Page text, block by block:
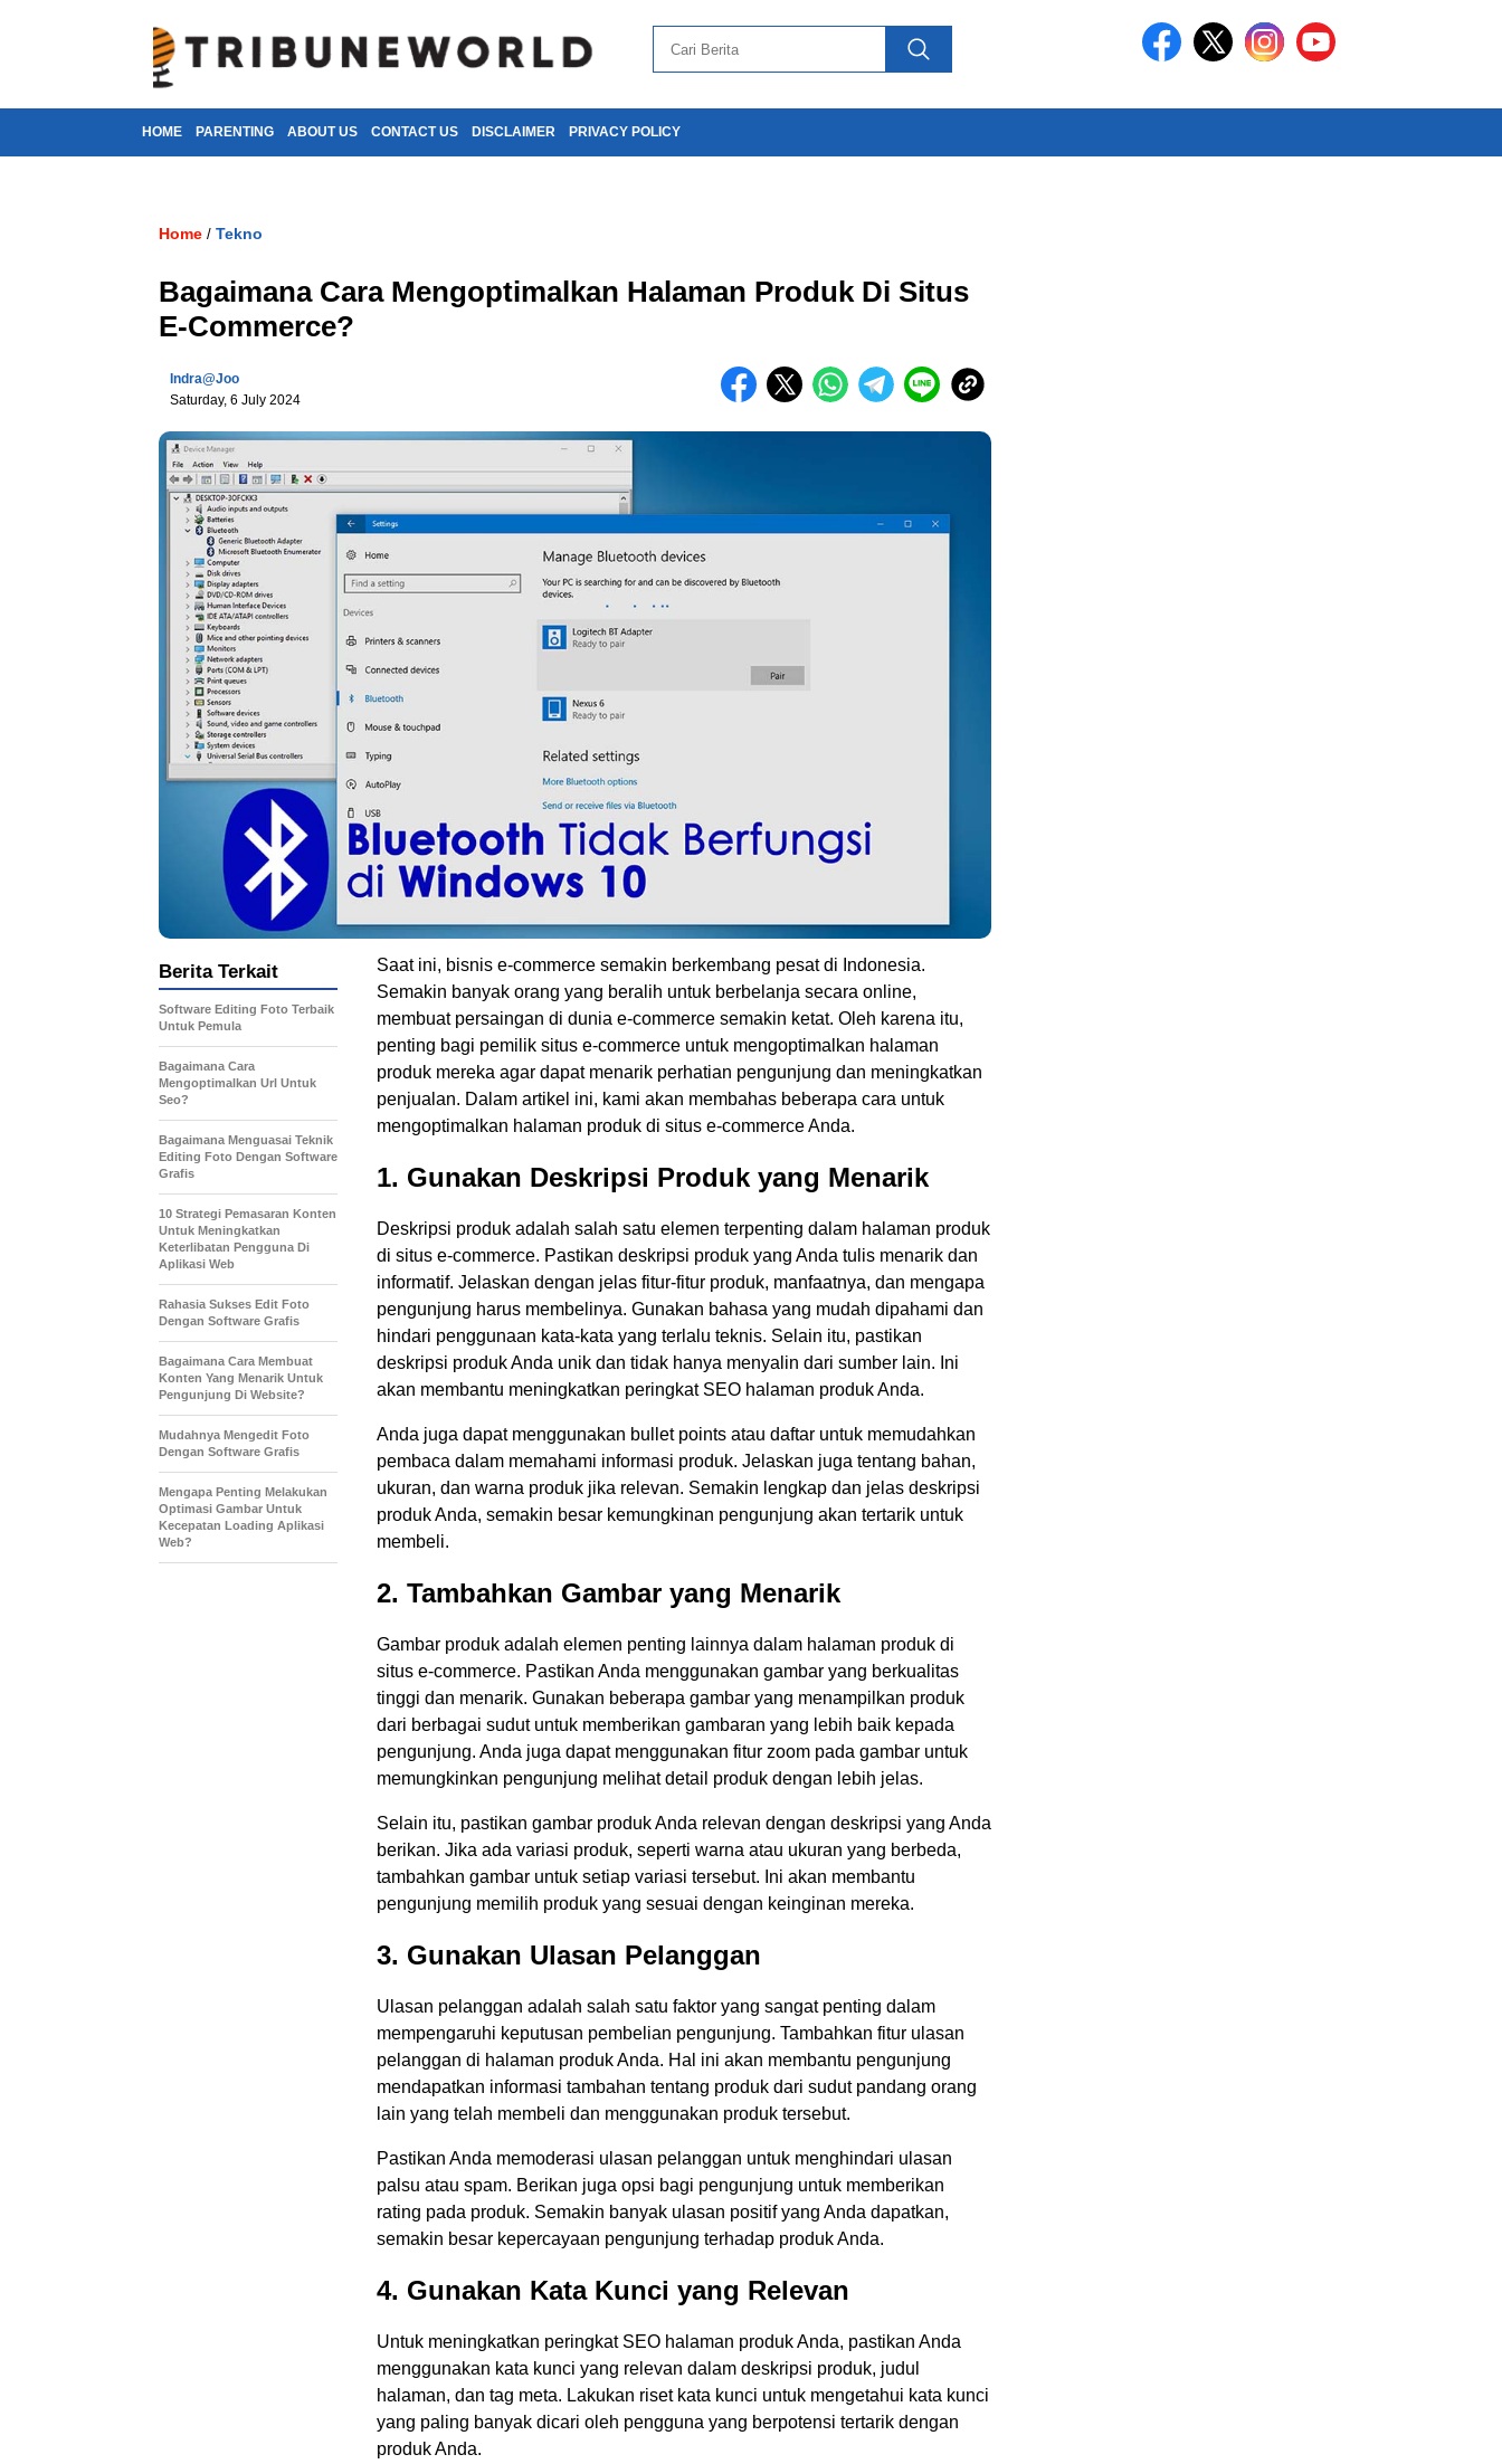
HOME PARENTING ABOUT US CONTACT US DISCLAIMER PRIVACY POLICY
Home / Tekno
Bagaimana Cara Mengoptimalkan Halaman Produk Di Situs
E-Commerce?
Indra@joo
Saturday, 6 July 2024
Saat ini, bisnis e-commerce semakin berkembang pesat di Indonesia.
Semakin banyak orang yang beralih untuk berbelanja secara online,
membuat persaingan di dunia e-commerce semakin ketat. Oleh karena itu,
penting bagi pemilik situs e-commerce untuk mengoptimalkan halaman
produk mereka agar dapat menarik perhatian pengunjung dan meningkatkan
penjualan. Dalam artikel ini, kami akan membahas beberapa cara untuk
mengoptimalkan halaman produk di situs e-commerce Anda.
1. Gunakan Deskripsi Produk yang Menarik
Deskripsi produk adalah salah satu elemen terpenting dalam halaman produk
di situs e-commerce. Pastikan deskripsi produk yang Anda tulis menarik dan
informatif. Jelaskan dengan jelas fitur-fitur produk, manfaatnya, dan mengapa
pengunjung harus membelinya. Gunakan bahasa yang mudah dipahami dan
hindari penggunaan kata-kata yang terlalu teknis. Selain itu, pastikan
deskripsi produk Anda unik dan tidak hanya menyalin dari sumber lain. Ini
akan membantu meningkatkan peringkat SEO halaman produk Anda.
Anda juga dapat menggunakan bullet points atau daftar untuk memudahkan
pembaca dalam memahami informasi produk. Jelaskan juga tentang bahan,
ukuran, dan warna produk jika relevan. Semakin lengkap dan jelas deskripsi
produk Anda, semakin besar kemungkinan pengunjung akan tertarik untuk
membeli.
2. Tambahkan Gambar yang Menarik
Gambar produk adalah elemen penting lainnya dalam halaman produk di
situs e-commerce. Pastikan Anda menggunakan gambar yang berkualitas
tinggi dan menarik. Gunakan beberapa gambar yang menampilkan produk
dari berbagai sudut untuk memberikan gambaran yang lebih baik kepada
pengunjung. Anda juga dapat menggunakan fitur zoom pada gambar untuk
memungkinkan pengunjung melihat detail produk dengan lebih jelas.
Selain itu, pastikan gambar produk Anda relevan dengan deskripsi yang Anda
berikan. Jika ada variasi produk, seperti warna atau ukuran yang berbeda,
tambahkan gambar untuk setiap variasi tersebut. Ini akan membantu
pengunjung memilih produk yang sesuai dengan keinginan mereka.
3. Gunakan Ulasan Pelanggan
Ulasan pelanggan adalah salah satu faktor yang sangat penting dalam
mempengaruhi keputusan pembelian pengunjung. Tambahkan fitur ulasan
pelanggan di halaman produk Anda. Hal ini akan membantu pengunjung
mendapatkan informasi tambahan tentang produk dari sudut pandang orang
lain yang telah membeli dan menggunakan produk tersebut.
Pastikan Anda memoderasi ulasan pelanggan untuk menghindari ulasan
palsu atau spam. Berikan juga opsi bagi pengunjung untuk memberikan
rating pada produk. Semakin banyak ulasan positif yang Anda dapatkan,
semakin besar kepercayaan pengunjung terhadap produk Anda.
4. Gunakan Kata Kunci yang Relevan
Untuk meningkatkan peringkat SEO halaman produk Anda, pastikan Anda
menggunakan kata kunci yang relevan dalam deskripsi produk, judul
halaman, dan tag meta. Lakukan riset kata kunci untuk mengetahui kata kunci
yang paling banyak dicari oleh pengguna yang berpotensi tertarik dengan
produk Anda.
Berita Terkait
Software Editing Foto Terbaik
Untuk Pemula
Bagaimana Cara
Mengoptimalkan Url Untuk
Seo?
Bagaimana Menguasai Teknik
Editing Foto Dengan Software
Grafis
10 Strategi Pemasaran Konten
Untuk Meningkatkan
Keterlibatan Pengguna Di
Aplikasi Web
Rahasia Sukses Edit Foto
Dengan Software Grafis
Bagaimana Cara Membuat
Konten Yang Menarik Untuk
Pengunjung Di Website?
Mudahnya Mengedit Foto
Dengan Software Grafis
Mengapa Penting Melakukan
Optimasi Gambar Untuk
Kecepatan Loading Aplikasi
Web?